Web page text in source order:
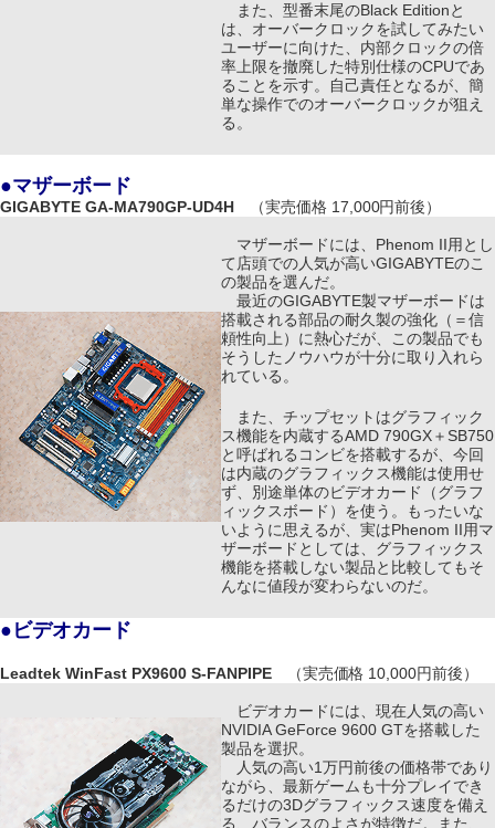
また、型番末尾のBlack Editionと
は、オーバークロックを試してみたい
ユーザーに向けた、内部クロックの倍
率上限を撤廃した特別仕様のCPUであ
ることを示す。自己責任となるが、簡
単な操作でのオーバークロックが狙え
る。
●マザーボード
GIGABYTE GA-MA790GP-UD4H（実売価格 17,000円前後）
マザーボードには、Phenom II用とし
て店頭での人気が高いGIGABYTEのこ
の製品を選んだ。
最近のGIGABYTE製マザーボードは
搭載される部品の耐久製の強化（＝信
頼性向上）に熱心だが、この製品でも
そうしたノウハウが十分に取り入れら
れている。
また、チップセットはグラフィック
ス機能を内蔵するAMD 790GX＋SB750
と呼ばれるコンビを搭載するが、今回
は内蔵のグラフィックス機能は使用せ
ず、別途単体のビデオカード（グラフ
ィックスボード）を使う。もったいな
いように思えるが、実はPhenom II用マ
ザーボードとしては、グラフィックス
機能を搭載しない製品と比較してもそ
んなに値段が変わらないのだ。
●ビデオカード
Leadtek WinFast PX9600 S-FANPIPE（実売価格 10,000円前後）
ビデオカードには、現在人気の高い
NVIDIA GeForce 9600 GTを搭載した
製品を選択。
人気の高い1万円前後の価格帯であり
ながら、最新ゲームも十分プレイでき
るだけの3Dグラフィックス速度を備え
る、バランスのよさが特徴だ。また、